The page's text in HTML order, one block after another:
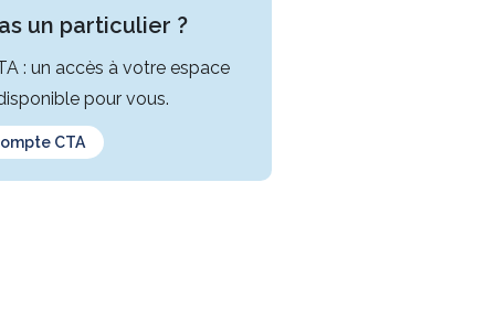
un particulier ?
: un accès à votre espace
pour vous.
CTA